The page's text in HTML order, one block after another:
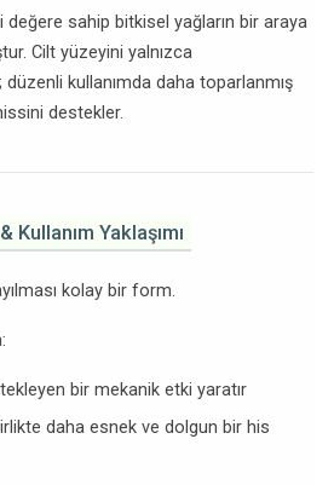
sahip bitkisel yağların bir araya
Cilt yüzeyini yalnızca
kullanımda daha toparlanmış
destekler.
Kullanım Yaklaşımı
kolay bir form.
bir mekanik etki yaratır
daha esnek ve dolgun bir his